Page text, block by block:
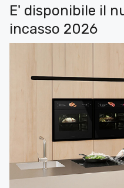
E' disponibile il
incasso 2026